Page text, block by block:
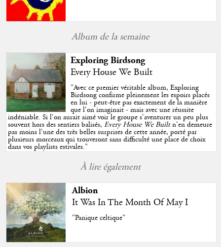
Album de la semaine
Exploring Birdsong
Every House We Built
"Avec ce premier véritable album, Exploring
Birdsong confirme pleinement les espoirs placés
en lui - peut-être pas exactement de la manière
que l'on imaginait - mais avec une réussite
indéniable. Si l'on aurait aimé voir le groupe s'aventurer un peu plus
souvent hors des sentiers balisés,Every House We Builtn'en demeure
pas moins l'une des très belles surprises de cette année, porté par
plusieurs morceaux qui trouveront sans difficulté une place de choix
dans vos playlists estivales."
À lire également
Albion
It Was In The Month Of May I
"Panique celtique"